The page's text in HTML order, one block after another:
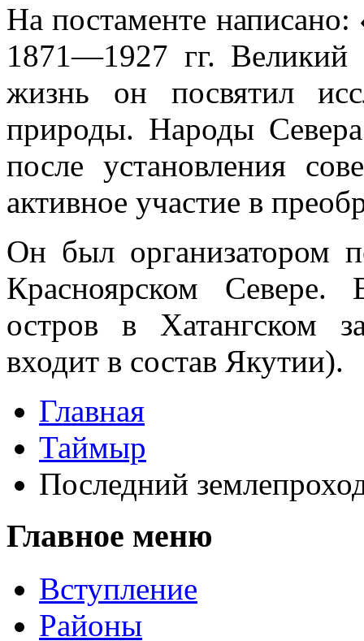
На постаменте
1871—1927 гг. Великий
жизнь он посвятил
природы. Народы
после установления
активное участие в
Он был организатором
Красноярском Севере.
остров в Хатангском
входит в состав Якутии).
Главная
Таймыр
Последний
Главное меню
Вступление
Районы